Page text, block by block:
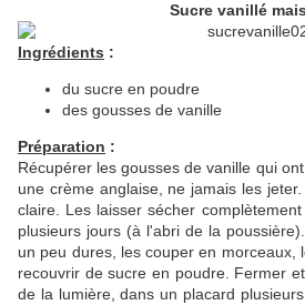
Sucre vanillé
Ingrédients :
du sucre en poudre
des gousses de vanille
Préparation :
Récupérer les gousses de vanille qui
une crème anglaise, ne jamais les
claire. Les laisser sécher
plusieurs jours (à l'abri de la
un peu dures, les couper en morceaux,
recouvrir de sucre en poudre. Fermer
de la lumière, dans un placard